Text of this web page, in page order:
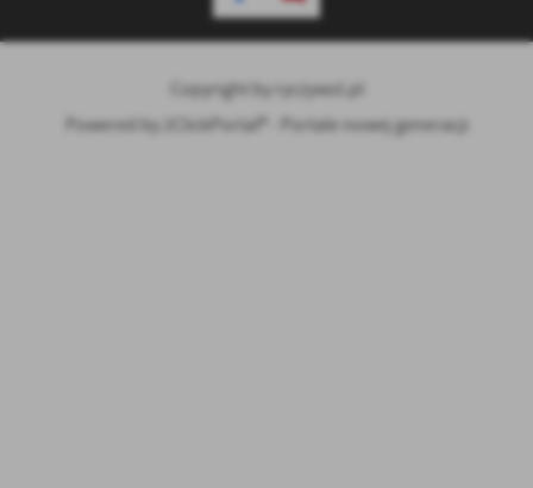
Copyright by ryczywol.pl
Powered by
2ClickPortal® - Portale nowej generacji